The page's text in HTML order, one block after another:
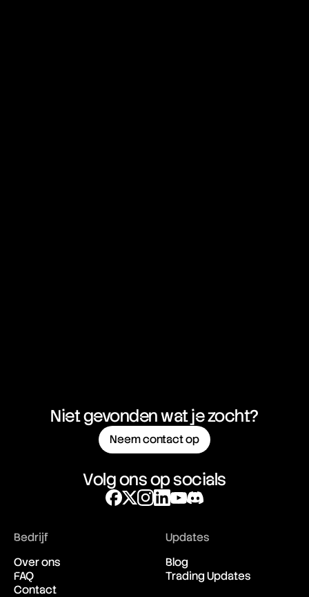
Niet gevonden wat je zocht?
Neem contact op
Volg ons op socials
Bedrijf
Over ons
FAQ
Contact
Updates
Blog
Trading Updates